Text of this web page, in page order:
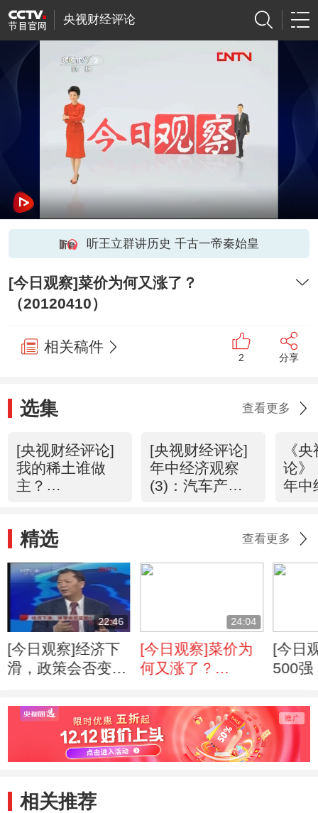
央视财经评论
听王立群讲历史 千古一帝秦始皇
[今日观察]菜价为何又涨了？
（20120410）
相关稿件
2 分享
选集 查看更多
[央视财经评论]
我的稀土谁做
主？
[央视财经评论]
年中经济观察
(3)：汽车产业
《
论》
年中
精选 查看更多
22:46
[今日观察]经济下
滑，政策会否变
（20120416）
24:04
[今日观察]菜价为
何又涨了？
[今日
500强
金”（
相关推荐